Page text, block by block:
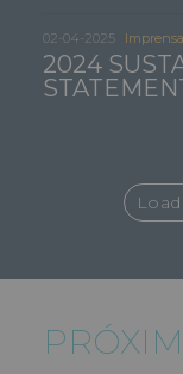
02-04-2025 Imprensa
2024